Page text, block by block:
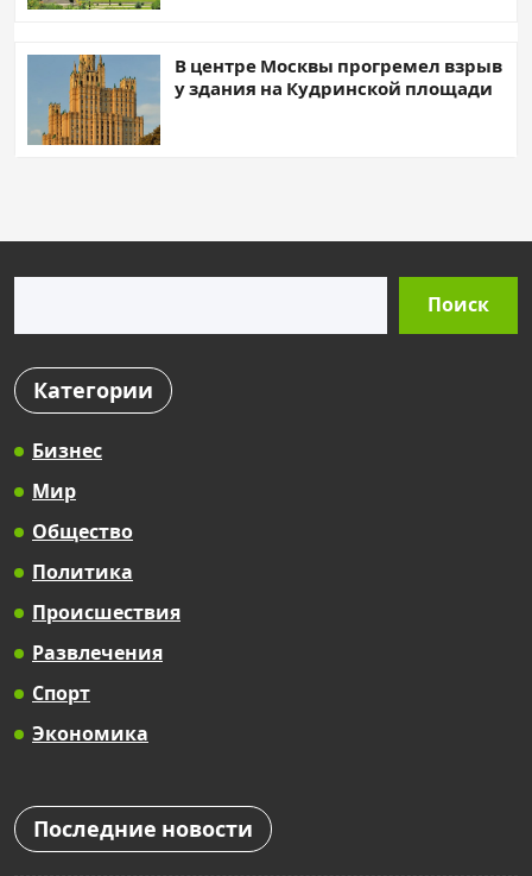
В центре Москвы прогремел взрыв
у здания на Кудринской площади
Поиск
Категории
Бизнес
Мир
Общество
Политика
Происшествия
Развлечения
Спорт
Экономика
Последние новости